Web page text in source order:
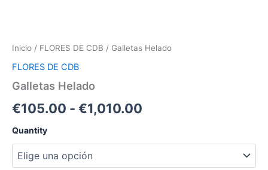
Inicio / FLORES DE CDB / Galletas Helado
FLORES DE CDB
Galletas Helado
€105.00 - €1,010.00
Quantity